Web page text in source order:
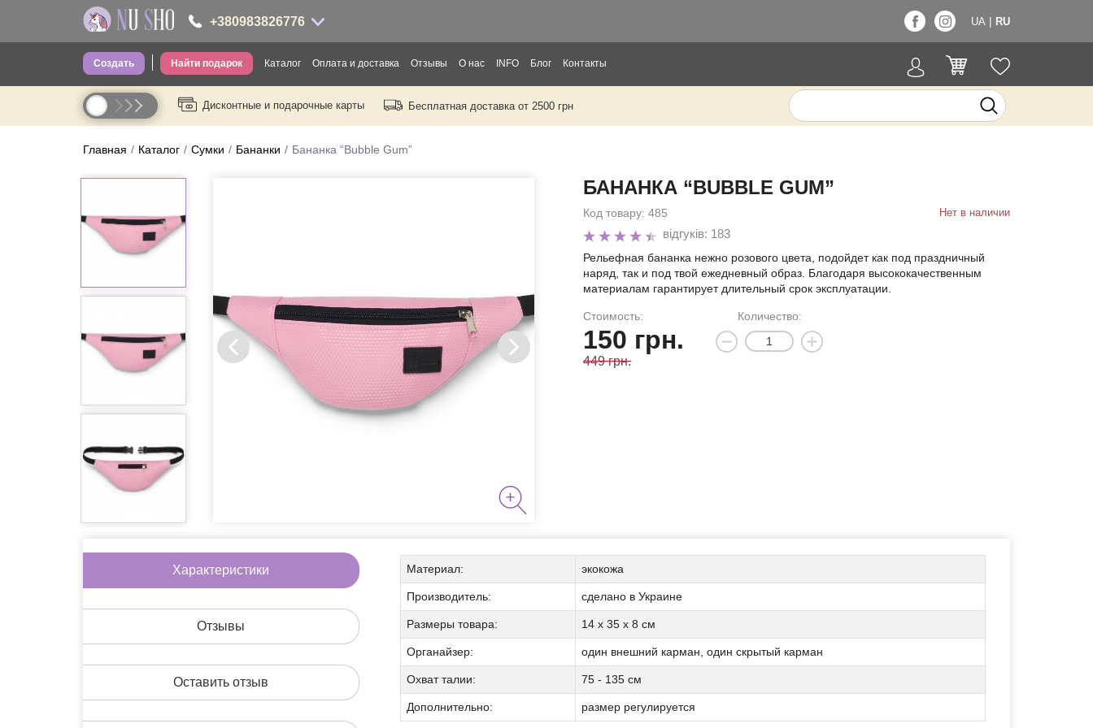
UA | RU
Создать Найти подарок Каталог
Одежда для взрослых
Одежда для детей
Посуда
Термопосуда
Канцелярия
Игры
Литература
Подарочные наборы
Оплата и доставка Отзывы О нас INFO Блог Контакты
Дисконтные и подарочные карты Бесплатная доставка от 2500 грн
+380983826776
+380983826776
----
Главная Каталог Сумки Бананки Бананка “Bubble Gum”
БАНАНКА “BUBBLE GUM”
Код товару: 485 Нет в наличии
відгуків: 183
Рельефная бананка нежно розового цвета, подойдет как под праздничный
наряд, так и под твой ежедневный образ. Благодаря высококачественным
материалам гарантирует длительный срок эксплуатации.
Стоимость:
150 грн.
449 грн.
Количество:
Характеристики
Отзывы
Оставить отзыв
Материал: экокожа
Производитель: сделано в Украине
Размеры товара: 14 х 35 х 8 см
Органайзер: один внешний карман, один скрытый карман
Охват талии: 75 - 135 см
Дополнительно: размер регулируется